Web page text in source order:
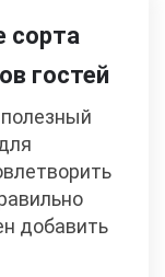
сорта
гостей
добавить